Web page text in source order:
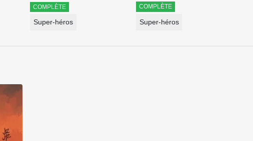
COMPLÈTE
Super-héros
COMPLÈTE
Super-héros